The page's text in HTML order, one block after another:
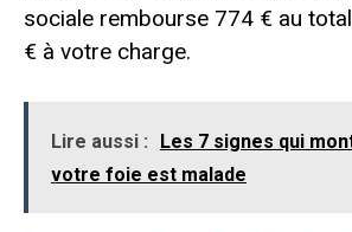
sociale rembourse 774 € au
€ à votre charge.
Lire aussi :
Les 7 signes qui
votre foie est malade